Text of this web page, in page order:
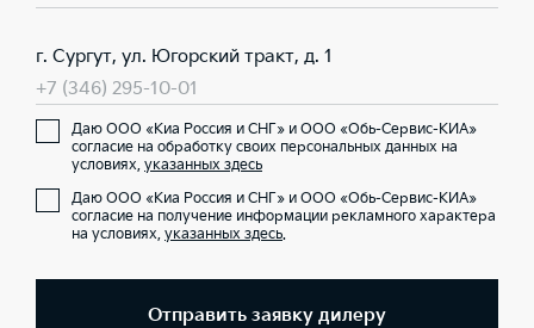
г. Сургут, ул. Югорский тракт, д. 1
+7 (346) 295-10-01
Даю ООО «Киа Россия и СНГ» и ООО «Обь-Сервис-КИА»
согласие на обработку своих персональных данных на
условиях, указанных здесь
Даю ООО «Киа Россия и СНГ» и ООО «Обь-Сервис-КИА»
согласие на получение информации рекламного характера
на условиях, указанных здесь.
Отправить заявку дилеру